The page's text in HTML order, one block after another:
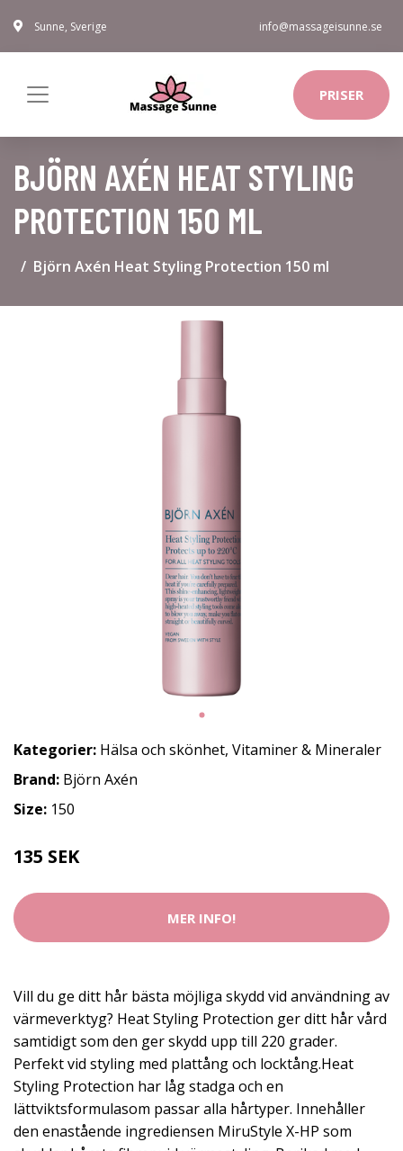
Sunne, Sverige info@massageisunne.se
PRISER
BJÖRN AXÉN HEAT STYLING
PROTECTION 150 ML
Björn Axén Heat Styling Protection 150 ml
Kategorier: Hälsa och skönhet, Vitaminer & Mineraler
Brand: Björn Axén
Size: 150
135 SEK
MER INFO!
Vill du ge ditt hår bästa möjliga skydd vid användning av
värmeverktyg? Heat Styling Protection ger ditt hår vård
samtidigt som den ger skydd upp till 220 grader.
Perfekt vid styling med plattång och locktång.Heat
Styling Protection har låg stadga och en
lättviktsformulasom passar alla hårtyper. Innehåller
den enastående ingrediensen MiruStyle X-HP som